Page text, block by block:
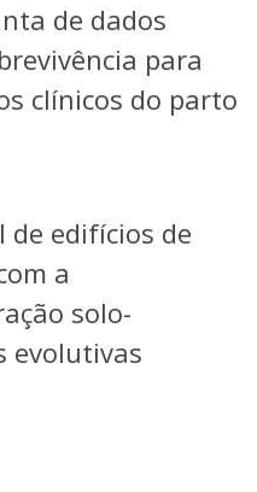
Rede
de dados
para
clínicos do parto
edifícios de
a
solo-
evolutivas